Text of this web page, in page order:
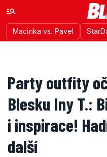
Macinka vs. Pavel
Party outfity
Blesku Iny T.:
i inspirace!
další